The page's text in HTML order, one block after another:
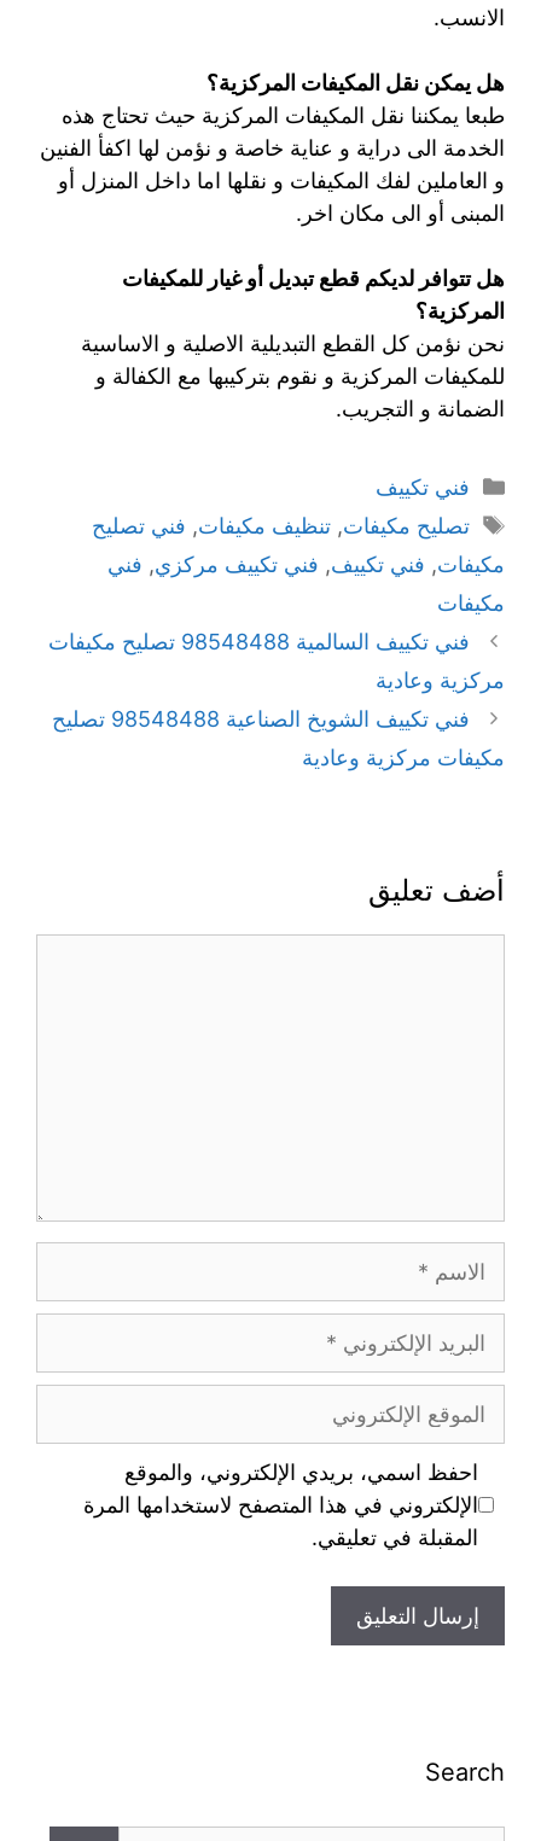
الانسب.
هل يمكن نقل المكيفات المركزية؟
طبعا يمكننا نقل المكيفات المركزية حيث تحتاج هذه
الخدمة الى دراية و عناية خاصة و نؤمن لها اكفأ الفنين
و العاملين لفك المكيفات و نقلها اما داخل المنزل أو
المبنى أو الى مكان اخر.
هل تتوافر لديكم قطع تبديل أو غيار للمكيفات
المركزية؟
نحن نؤمن كل القطع التبديلية الاصلية و الاساسية
للمكيفات المركزية و نقوم بتركيبها مع الكفالة و
الضمانة و التجريب.
فني تكييف
تصليح مكيفات, تنظيف مكيفات, فني تصليح
مكيفات, فني تكييف, فني تكييف مركزي, فني
مكيفات
فني تكييف السالمية 98548488 تصليح مكيفات
مركزية وعادية
فني تكييف الشويخ الصناعية 98548488 تصليح
مكيفات مركزية وعادية
أضف تعليق
احفظ اسمي، بريدي الإلكتروني، والموقع
الإلكتروني في هذا المتصفح لاستخدامها المرة
المقبلة في تعليقي.
Search